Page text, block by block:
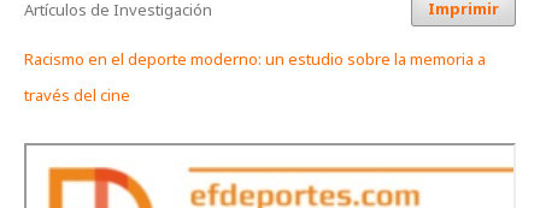
Artículos de Investigación
Imprimir
Racismo en el deporte moderno: un estudio sobre la memoria a
través del cine